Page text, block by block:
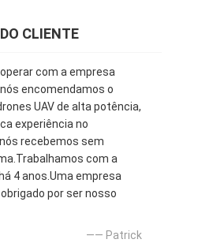
CLIENTE
com a empresa
encomendamos o
UAV de alta potência,
experiência no
recebemos sem
com a
4 anos.Uma empresa
por ser nosso
—— Patrick